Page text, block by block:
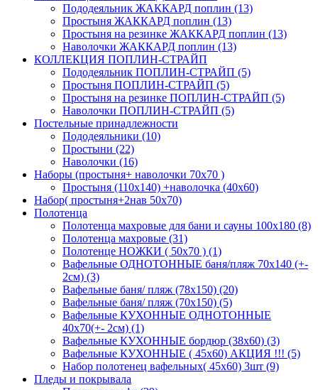
Пододеяльник ЖАККАРД поплин (13)
Простыня ЖАККАРД поплин (13)
Простыня на резинке ЖАККАРД поплин (13)
Наволочки ЖАККАРД поплин (13)
КОЛЛЕКЦИЯ ПОПЛИН-СТРАЙП
Пододеяльник ПОПЛИН-СТРАЙП (5)
Простыня ПОПЛИН-СТРАЙП (5)
Простыня на резинке ПОПЛИН-СТРАЙП (5)
Наволочки ПОПЛИН-СТРАЙП (5)
Постельные принадлежности
Пододеяльники (10)
Простыни (22)
Наволочки (16)
Наборы (простыня+ наволочки 70х70 )
Простыня (110х140) +наволочка (40х60)
Набор( простыня+2нав 50х70)
Полотенца
Полотенца махровые для бани и сауны 100х180 (8)
Полотенца махровые (31)
Полотенце НОЖКИ ( 50х70 ) (1)
Вафельные ОДНОТОННЫЕ баня/пляж 70х140 (+-
2см) (3)
Вафельные баня/ пляж (78х150) (20)
Вафельные баня/ пляж (70х150) (5)
Вафельные КУХОННЫЕ ОДНОТОННЫЕ
40х70(+- 2см) (1)
Вафельные КУХОННЫЕ бордюр (38х60) (3)
Вафельные КУХОННЫЕ ( 45х60) АКЦИЯ !!! (5)
Набор полотенец вафельных( 45х60) 3шт (9)
Пледы и покрывала